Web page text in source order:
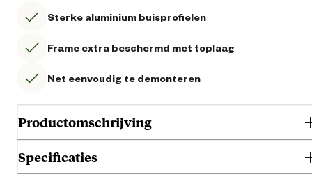
Sterke aluminium buisprofielen
Frame extra beschermd met toplaag
Net eenvoudig te demonteren
Productomschrijving
Specificaties